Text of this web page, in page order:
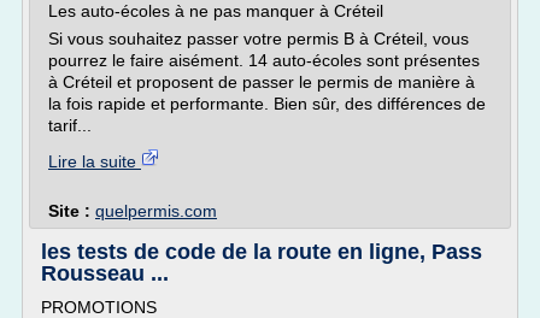
Les auto-écoles à ne pas manquer à Créteil
Si vous souhaitez passer votre permis B à Créteil, vous
pourrez le faire aisément. 14 auto-écoles sont présentes
à Créteil et proposent de passer le permis de manière à
la fois rapide et performante. Bien sûr, des différences de
tarif...
Lire la suite
Site : quelpermis.com
les tests de code de la route en ligne, Pass
Rousseau ...
PROMOTIONS